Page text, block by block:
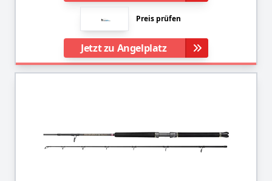
Preis prüfen
Jetzt zu Angelplatz